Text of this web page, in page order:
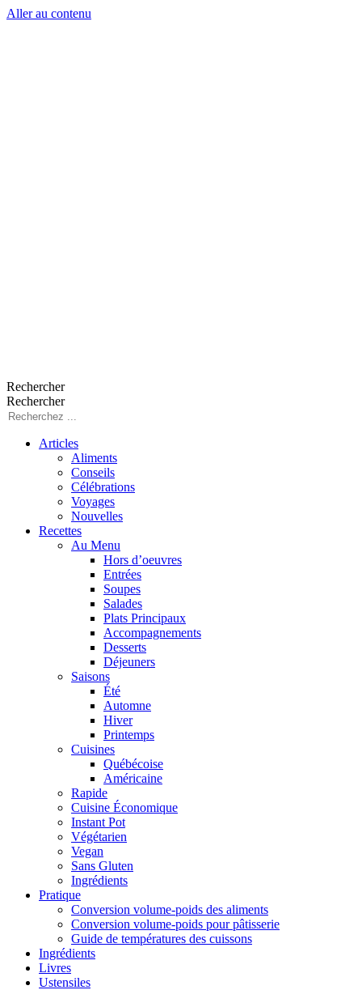
Aller au contenu
Rechercher
Rechercher
Articles
Aliments
Conseils
Célébrations
Voyages
Nouvelles
Recettes
Au Menu
Hors d’oeuvres
Entrées
Soupes
Salades
Plats Principaux
Accompagnements
Desserts
Déjeuners
Saisons
Été
Automne
Hiver
Printemps
Cuisines
Québécoise
Américaine
Rapide
Cuisine Économique
Instant Pot
Végétarien
Vegan
Sans Gluten
Ingrédients
Pratique
Conversion volume-poids des aliments
Conversion volume-poids pour pâtisserie
Guide de températures des cuissons
Ingrédients
Livres
Ustensiles